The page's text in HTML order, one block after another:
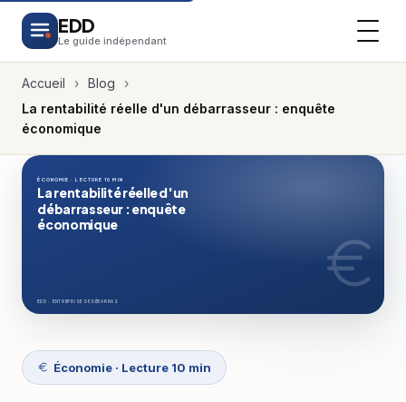
EDD
Le guide indépendant
Accueil › Blog
›
La rentabilité réelle d'un débarrasseur : enquête
économique
ÉCONOMIE · LECTURE 10 MIN
La rentabilité réelle d'un
débarrasseur : enquête
économique
EDD · ENTREPRISE DE DÉBARRAS
Économie · Lecture 10 min